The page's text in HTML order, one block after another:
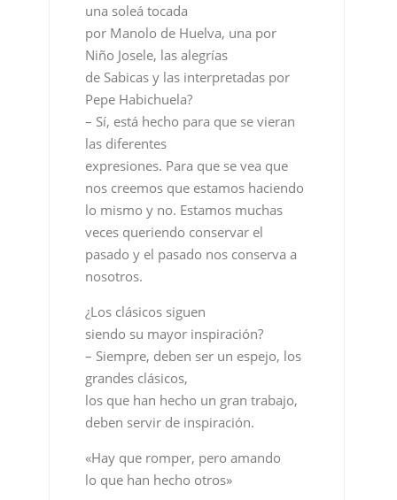
una soleá tocada
por Manolo de Huelva, una por
Niño Josele, las alegrías
de Sabicas y las interpretadas por
Pepe Habichuela?
– Sí, está hecho para que se vieran
las diferentes
expresiones. Para que se vea que
nos creemos que estamos haciendo
lo mismo y no. Estamos muchas
veces queriendo conservar el
pasado y el pasado nos conserva a
nosotros.
¿Los clásicos siguen
siendo su mayor inspiración?
– Siempre, deben ser un espejo, los
grandes clásicos,
los que han hecho un gran trabajo,
deben servir de inspiración.
«Hay que romper, pero amando
lo que han hecho otros»